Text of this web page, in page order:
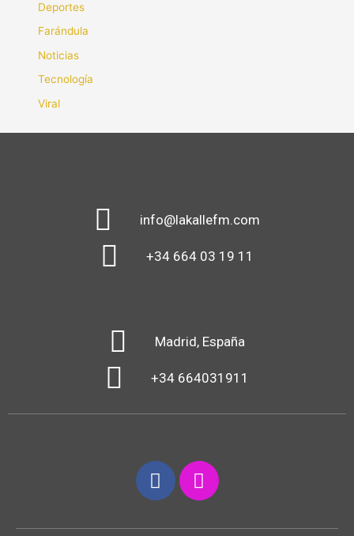
Deportes
Farándula
Noticias
Tecnología
Viral
info@lakallefm.com
+34 664 03 19 11
Madrid, España
+34 664031911